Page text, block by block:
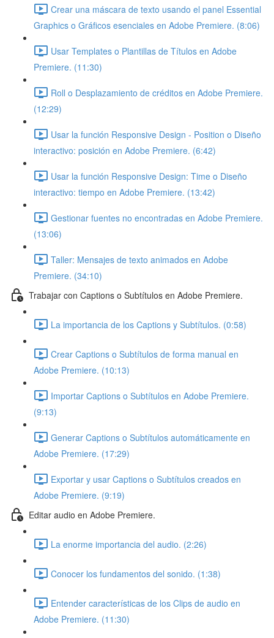
Crear una máscara de texto usando el panel Essential
Graphics o Gráficos esenciales en Adobe Premiere. (8:06)
Usar Templates o Plantillas de Títulos en Adobe
Premiere. (11:30)
Roll o Desplazamiento de créditos en Adobe Premiere.
(12:29)
Usar la función Responsive Design - Position o Diseño
interactivo: posición en Adobe Premiere. (6:42)
Usar la función Responsive Design: Time o Diseño
interactivo: tiempo en Adobe Premiere. (13:42)
Gestionar fuentes no encontradas en Adobe Premiere.
(13:06)
Taller: Mensajes de texto animados en Adobe
Premiere. (34:10)
Trabajar con Captions o Subtítulos en Adobe Premiere.
La importancia de los Captions y Subtítulos. (0:58)
Crear Captions o Subtítulos de forma manual en
Adobe Premiere. (10:13)
Importar Captions o Subtítulos en Adobe Premiere.
(9:13)
Generar Captions o Subtítulos automáticamente en
Adobe Premiere. (17:29)
Exportar y usar Captions o Subtítulos creados en
Adobe Premiere. (9:19)
Editar audio en Adobe Premiere.
La enorme importancia del audio. (2:26)
Conocer los fundamentos del sonido. (1:38)
Entender características de los Clips de audio en
Adobe Premiere. (11:30)